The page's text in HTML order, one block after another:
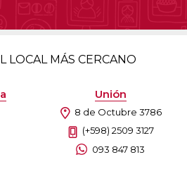
LOCAL MÁS CERCANO
Unión
8 de Octubre 3786
(+598) 2509 3127
093 847 813